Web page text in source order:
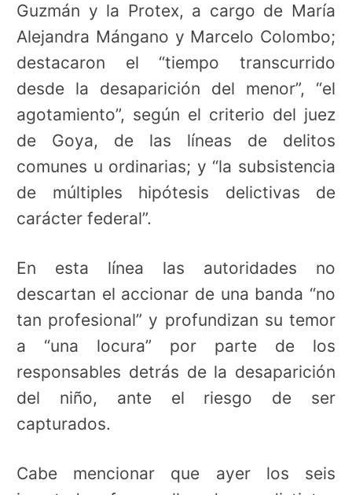
Guzmán y la Protex, a cargo de María
Alejandra Mángano y Marcelo Colombo;
destacaron el “tiempo transcurrido
desde la desaparición del menor”, “el
agotamiento”, según el criterio del juez
de Goya, de las líneas de delitos
comunes u ordinarias; y “la subsistencia
de múltiples hipótesis delictivas de
carácter federal”.
En esta línea las autoridades no
descartan el accionar de una banda “no
tan profesional” y profundizan su temor
a “una locura” por parte de los
responsables detrás de la desaparición
del niño, ante el riesgo de ser
capturados.
Cabe mencionar que ayer los seis